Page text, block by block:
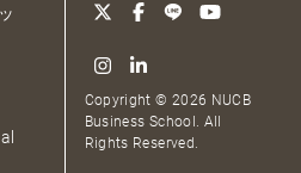
Copyright © 2026 NUCB
Business School. All
Rights Reserved.